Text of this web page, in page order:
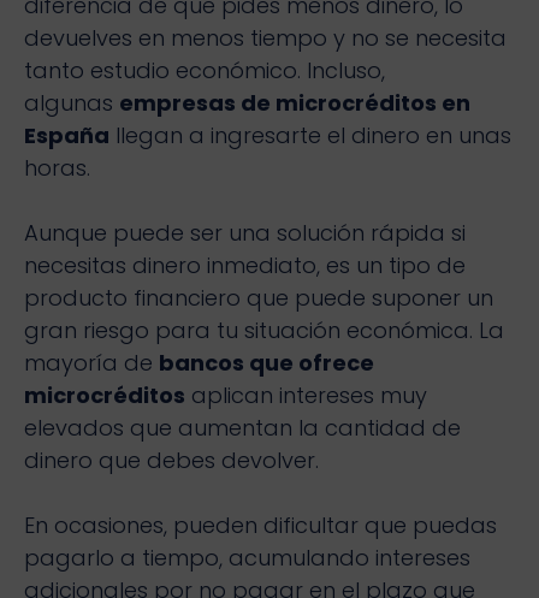
devuelves en menos tiempo y no se necesita
tanto estudio económico. Incluso,
algunas empresas de microcréditos en
España llegan a ingresarte el dinero en unas
horas.
Aunque puede ser una solución rápida si
necesitas dinero inmediato, es un tipo de
producto financiero que puede suponer un
gran riesgo para tu situación económica. La
mayoría de bancos que ofrece
microcréditos aplican intereses muy
elevados que aumentan la cantidad de
dinero que debes devolver.
En ocasiones, pueden dificultar que puedas
pagarlo a tiempo, acumulando intereses
adicionales por no pagar en el plazo que